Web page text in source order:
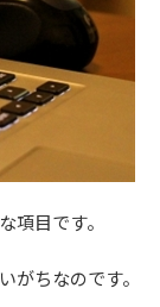
項目です。
がちなのです。